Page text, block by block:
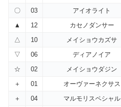
〇
03 アイオライト
▲
12 カセノダンサー
△
10 メイショウカズサ
▽
06 ディアノイア
☆
02 メイショウダジン
＋
01 オーヴァーネクサス
＋
04 マルモリスペシャル